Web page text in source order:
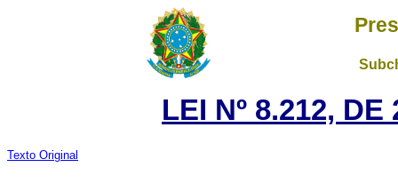
LEI Nº 8.212,
Texto Original